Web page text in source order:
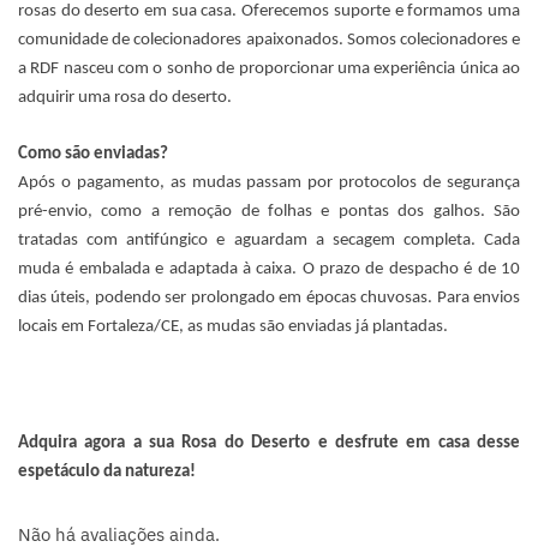
rosas do deserto em sua casa. Oferecemos suporte e formamos uma
comunidade de colecionadores apaixonados. Somos colecionadores e
a RDF nasceu com o sonho de proporcionar uma experiência única ao
adquirir uma rosa do deserto.
Como são enviadas?
Após o pagamento, as mudas passam por protocolos de segurança
pré-envio, como a remoção de folhas e pontas dos galhos. São
tratadas com antifúngico e aguardam a secagem completa. Cada
muda é embalada e adaptada à caixa. O prazo de despacho é de 10
dias úteis, podendo ser prolongado em épocas chuvosas. Para envios
locais em Fortaleza/CE, as mudas são enviadas já plantadas.
Adquira agora a sua Rosa do Deserto e desfrute em casa desse
espetáculo da natureza!
Não há avaliações ainda.